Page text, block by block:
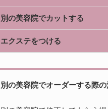
別の美容院でカットする
エクステをつける
別の美容院でオーダーする際